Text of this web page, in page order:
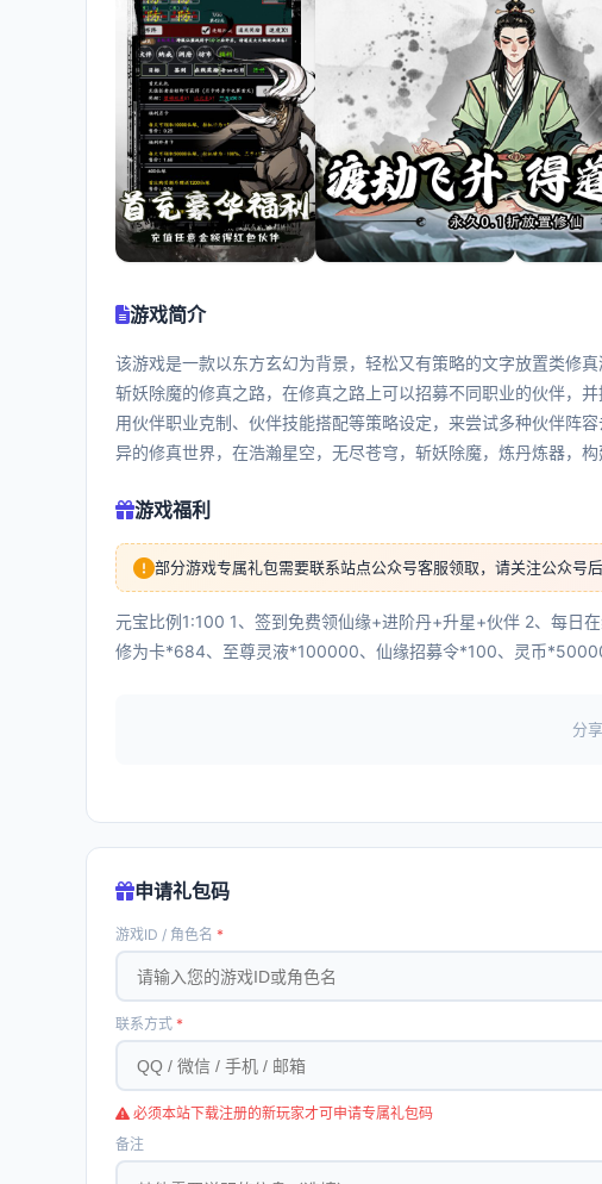
游戏简介
该游戏是一款以东方玄幻为背景，轻松又有策略的文字放置类修
斩妖除魔的修真之路，在修真之路上可以招募不同职业的伙伴，
用伙伴职业克制、伙伴技能搭配等策略设定，来尝试多种伙伴阵
异的修真世界，在浩瀚星空，无尽苍穹，斩妖除魔，炼丹炼器，构
游戏福利
部分游戏专属礼包需要联系站点公众号客服领取，请关注公众号
元宝比例1:100 1、签到免费领仙缘+进阶丹+升星+伙伴 2、每日
修为卡*684、至尊灵液*100000、仙缘招募令*100、灵币
分
申请礼包码
游戏ID / 角色名 *
联系方式 *
必须本站下载注册的新玩家才可申请专属礼包码
备注